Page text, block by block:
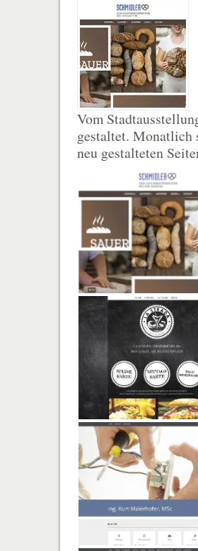
Vom
gestaltet. Monatlich
neu gestalteten